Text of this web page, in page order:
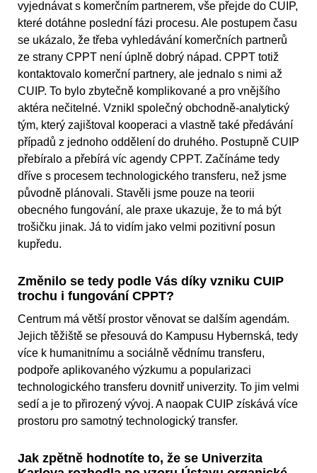
vyjednávat s komerčním partnerem, vše přejde do CUIP,
které dotáhne poslední fázi procesu. Ale postupem času
se ukázalo, že třeba vyhledávání komerčních partnerů
ze strany CPPT není úplně dobrý nápad. CPPT totiž
kontaktovalo komerční partnery, ale jednalo s nimi až
CUIP. To bylo zbytečně komplikované a pro vnějšího
aktéra nečitelné. Vznikl společný obchodně-analytický
tým, který zajištoval kooperaci a vlastně také předávání
případů z jednoho oddělení do druhého. Postupně CUIP
přebíralo a přebírá víc agendy CPPT. Začínáme tedy
dříve s procesem technologického transferu, než jsme
původně plánovali. Stavěli jsme pouze na teorii
obecného fungování, ale praxe ukazuje, že to má být
trošičku jinak. Já to vidím jako velmi pozitivní posun
kupředu.
Změnilo se tedy podle Vás díky vzniku CUIP
trochu i fungování CPPT?
Centrum má větší prostor věnovat se dalším agendám.
Jejich těžiště se přesouvá do Kampusu Hybernská, tedy
více k humanitnímu a sociálně vědnímu transferu,
podpoře aplikovaného výzkumu a popularizaci
technologického transferu dovnitř univerzity. To jim velmi
sedí a je to přirozený vývoj. A naopak CUIP získává více
prostoru pro samotný technologický transfer.
Jak zpětně hodnotíte to, že se Univerzita